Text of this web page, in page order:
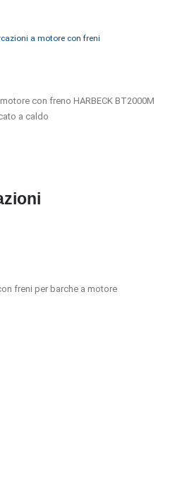
a motore con freni
con freno HARBECK BT2000M
a caldo
freni per barche a motore